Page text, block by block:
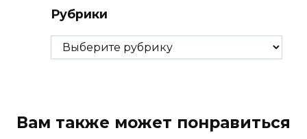
Рубрики
Рубрики
Вам также может понравиться